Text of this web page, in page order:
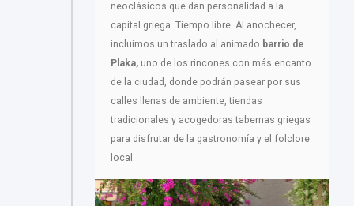
neoclásicos que dan personalidad a la
capital griega. Tiempo libre. Al anochecer,
incluimos un traslado al animado barrio de
Plaka, uno de los rincones con más encanto
de la ciudad, donde podrán pasear por sus
calles llenas de ambiente, tiendas
tradicionales y acogedoras tabernas griegas
para disfrutar de la gastronomía y el folclore
local.